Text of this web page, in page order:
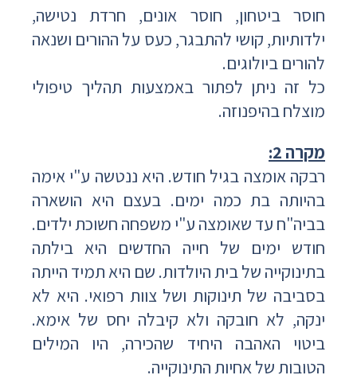
חוסר ביטחון, חוסר אונים, חרדת נטישה,
ילדותיות, קושי להתבגר, כעס על ההורים ושנאה
להורים ביולוגים.
כל זה ניתן לפתור באמצעות תהליך טיפולי
מוצלח בהיפנוזה.
מקרה 2:
רבקה אומצה בגיל חודש. היא ננטשה ע"י אימה
בהיותה בת כמה ימים. בעצם היא הושארה
בביה"ח עד שאומצה ע"י משפחה חשוכת ילדים.
חודש ימים של חייה החדשים היא בילתה
בתינוקייה של בית היולדות. שם היא תמיד הייתה
בסביבה של תינוקות ושל צוות רפואי. היא לא
ינקה, לא חובקה ולא קיבלה יחס של אימא.
ביטוי האהבה היחיד שהכירה, היו המילים
הטובות של אחיות התינוקייה.